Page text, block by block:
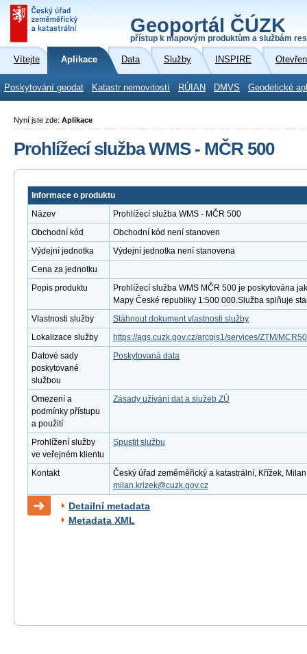
Geoportál ČÚZK
přístup k mapovým produktům a službám
Vítejte Aplikace Data Služby INSPIRE
Poskytování geodat Katastr nemovitostí RÚIAN DMVS Geodetické
Nyní jste zde: Aplikace
Prohlížecí služba WMS - MČR 500
Informace o produktu
Název
Prohlížecí služba WMS - MČR 500
Obchodní kód
Obchodní kód není stanoven
Výdejní jednotka
Výdejní jednotka není stanovena
Cena za jednotku
Popis produktu
Prohlížecí služba WMS MČR 500 je poskytována
Mapy České republiky 1:500 000.Služba splňuje
Vlastnosti služby
Stáhnout dokument vlastnosti služby
Lokalizace služby
https://ags.cuzk.gov.cz/arcgis1/services/ZTM/
Datové sady
poskytované
službou
Poskytovaná data
Omezení a
podmínky přístupu
a použití
Zásady užívání dat a služeb ZÚ
Prohlížení služby
ve veřejném klientu
Spustit službu
Kontakt
Český úřad zeměměřický a katastrální, Křížek,
milan.krizek@cuzk.gov.cz
Detailní metadata
Metadata XML